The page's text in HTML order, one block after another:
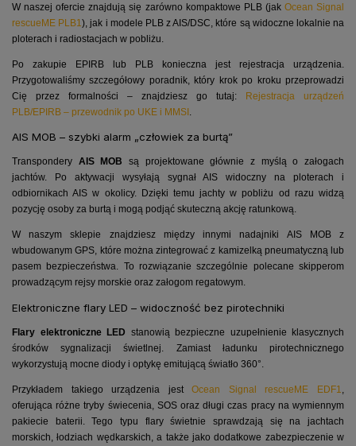
W naszej ofercie znajdują się zarówno kompaktowe PLB (jak Ocean Signal
rescueME PLB1), jak i modele PLB z AIS/DSC, które są widoczne lokalnie na
ploterach i radiostacjach w pobliżu.
Po zakupie EPIRB lub PLB konieczna jest rejestracja urządzenia.
Przygotowaliśmy szczegółowy poradnik, który krok po kroku przeprowadzi
Cię przez formalności – znajdziesz go tutaj: Rejestracja urządzeń
PLB/EPIRB – przewodnik po UKE i MMSI
AIS MOB – szybki alarm „człowiek za burtą”
Transpondery AIS MOB są projektowane głównie z myślą o załogach
jachtów. Po aktywacji wysyłają sygnał AIS widoczny na ploterach i
odbiornikach AIS w okolicy. Dzięki temu jachty w pobliżu od razu widzą
pozycję osoby za burtą i mogą podjąć skuteczną akcję ratunkową.
W naszym sklepie znajdziesz między innymi nadajniki AIS MOB z
wbudowanym GPS, które można zintegrować z kamizelką pneumatyczną lub
pasem bezpieczeństwa. To rozwiązanie szczególnie polecane skipperom
prowadzącym rejsy morskie oraz załogom regatowym.
Elektroniczne flary LED – widoczność bez pirotechniki
Flary elektroniczne LED stanowią bezpieczne uzupełnienie klasycznych
środków sygnalizacji świetlnej. Zamiast ładunku pirotechnicznego
wykorzystują mocne diody i optykę emitującą światło 360°.
Przykładem takiego urządzenia jestOcean Signal rescueME EDF1,
oferująca różne tryby świecenia, SOS oraz długi czas pracy na wymiennym
pakiecie baterii. Tego typu flary świetnie sprawdzają się na jachtach
morskich, łodziach wędkarskich, a także jako dodatkowe zabezpieczenie w